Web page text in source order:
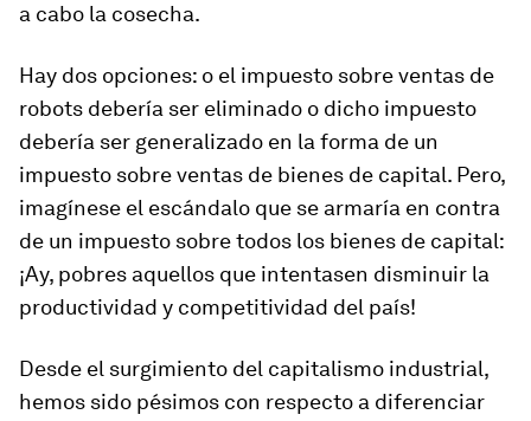
a cabo la cosecha.
Hay dos opciones: o el impuesto sobre ventas de
robots debería ser eliminado o dicho impuesto
debería ser generalizado en la forma de un
impuesto sobre ventas de bienes de capital. Pero,
imagínese el escándalo que se armaría en contra
de un impuesto sobre todos los bienes de capital:
¡Ay, pobres aquellos que intentasen disminuir la
productividad y competitividad del país!
Desde el surgimiento del capitalismo industrial,
hemos sido pésimos con respecto a diferenciar